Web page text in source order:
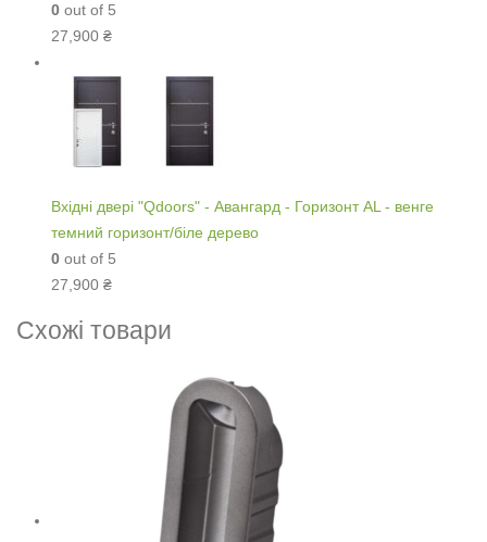
0 out of 5
27,900 ₴
Вхідні двері "Qdoors" - Авангард - Горизонт AL - венге
темний горизонт/біле дерево
0 out of 5
27,900 ₴
Схожі товари